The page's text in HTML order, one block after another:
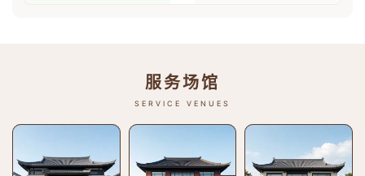
服务场馆
SERVICE VENUES